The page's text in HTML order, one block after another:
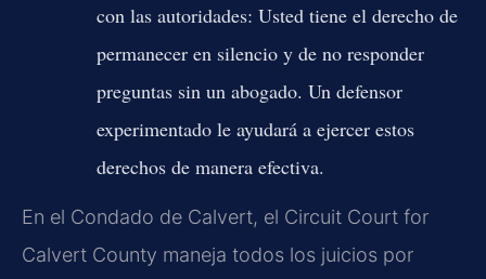
con las autoridades: Usted tiene el derecho de
permanecer en silencio y de no responder
preguntas sin un abogado. Un defensor
experimentado le ayudará a ejercer estos
derechos de manera efectiva.
En el Condado de Calvert, el Circuit Court for
Calvert County maneja todos los juicios por